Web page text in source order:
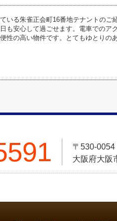
いる朱雀正会町16番地テナントの
も安心して過ごせます。電車での
性の高い物件です。とてもゆとりの
〒530-0054
大阪府大阪